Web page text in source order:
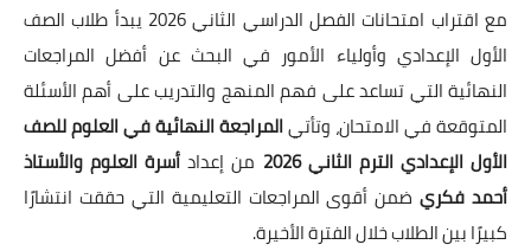
مع اقتراب امتحانات الفصل الدراسي الثاني 2026 يبدأ طلاب الصف
الأول الإعدادي وأولياء الأمور في البحث عن أفضل المراجعات
النهائية التي تساعد على فهم المنهج والتدريب على أهم الأسئلة
المتوقعة في الامتحان، وتأتيالمراجعة النهائية في العلوم للصف
الأول الإعدادي الترم الثاني 2026
من إعداد أسرة العلوم والأستاذ
أحمد فكريضمن أقوى المراجعات التعليمية التي حققت انتشارًا
كبيرًا بين الطلاب خلال الفترة الأخيرة.